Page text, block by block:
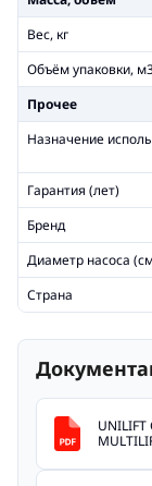
Вес, кг
Объём упаковки,
Прочее
Назначение
Гарантия (лет)
Бренд
Диаметр насоса
Страна
UNILIFT